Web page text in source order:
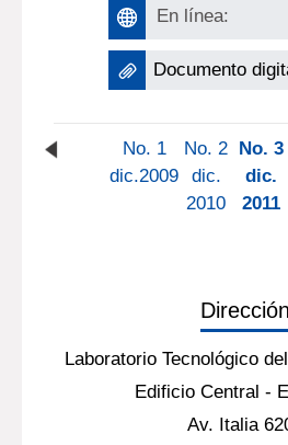
En línea:
Documento
No. 1
dic.2009
No. 2
dic.
2010
No. 3
dic.
2011
Dirección
Laboratorio Tecnológico
Edificio Central -
Av. Italia